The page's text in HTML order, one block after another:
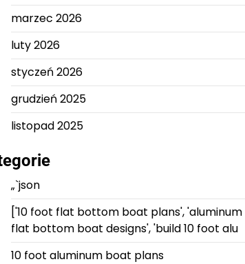
marzec 2026
luty 2026
styczeń 2026
grudzień 2025
listopad 2025
„`json
['10 foot flat bottom boat plans', 'aluminum
flat bottom boat designs', 'build 10 foot alu
10 foot aluminum boat plans